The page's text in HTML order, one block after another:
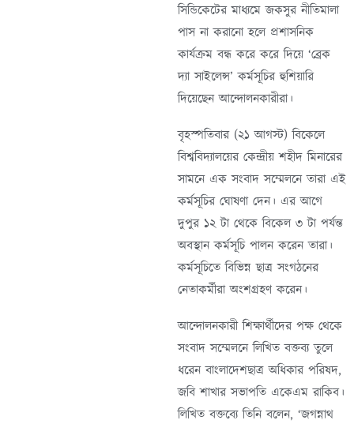
সিন্ডিকেটের মাধ্যমে জকসুর নীতিমালা
পাস না করানো হলে প্রশাসনিক
কার্যক্রম বন্ধ করে করে দিয়ে ‘ব্রেক
দ্যা সাইলেন্স’ কর্মসূচির হুশিয়ারি
দিয়েছেন আন্দোলনকারীরা।
বৃহস্পতিবার (২১ আগস্ট) বিকেলে
বিশ্ববিদ্যালয়ের কেন্দ্রীয় শহীদ মিনারের
সামনে এক সংবাদ সম্মেলনে তারা এই
কর্মসূচির ঘোষণা দেন। এর আগে
দুপুর ১২ টা থেকে বিকেল ৩ টা পর্যন্ত
অবস্থান কর্মসূচি পালন করেন তারা।
কর্মসূচিতে বিভিন্ন ছাত্র সংগঠনের
নেতাকর্মীরা অংশগ্রহণ করেন।
আন্দোলনকারী শিক্ষার্থীদের পক্ষ থেকে
সংবাদ সম্মেলনে লিখিত বক্তব্য তুলে
ধরেন বাংলাদেশছাত্র অধিকার পরিষদ,
জবি শাখার সভাপতি একেএম রাকিব।
লিখিত বক্তব্যে তিনি বলেন, ‘জগন্নাথ